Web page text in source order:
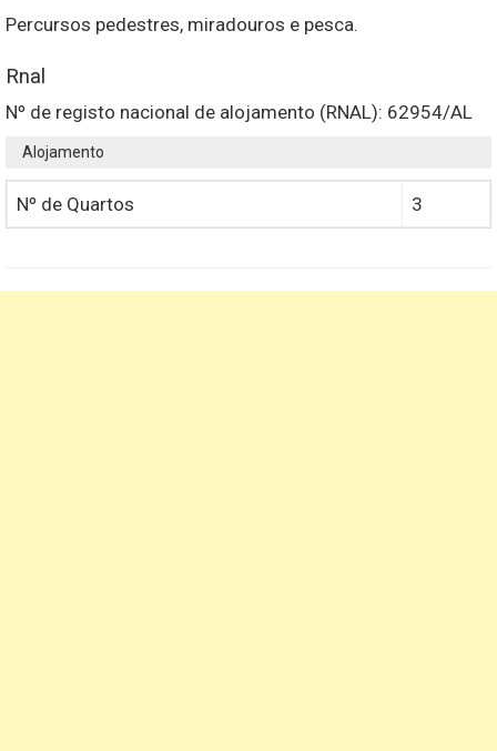
Percursos pedestres, miradouros e pesca.
Rnal
Nº de registo nacional de alojamento (RNAL): 62954/AL
Alojamento
Nº de Quartos 3